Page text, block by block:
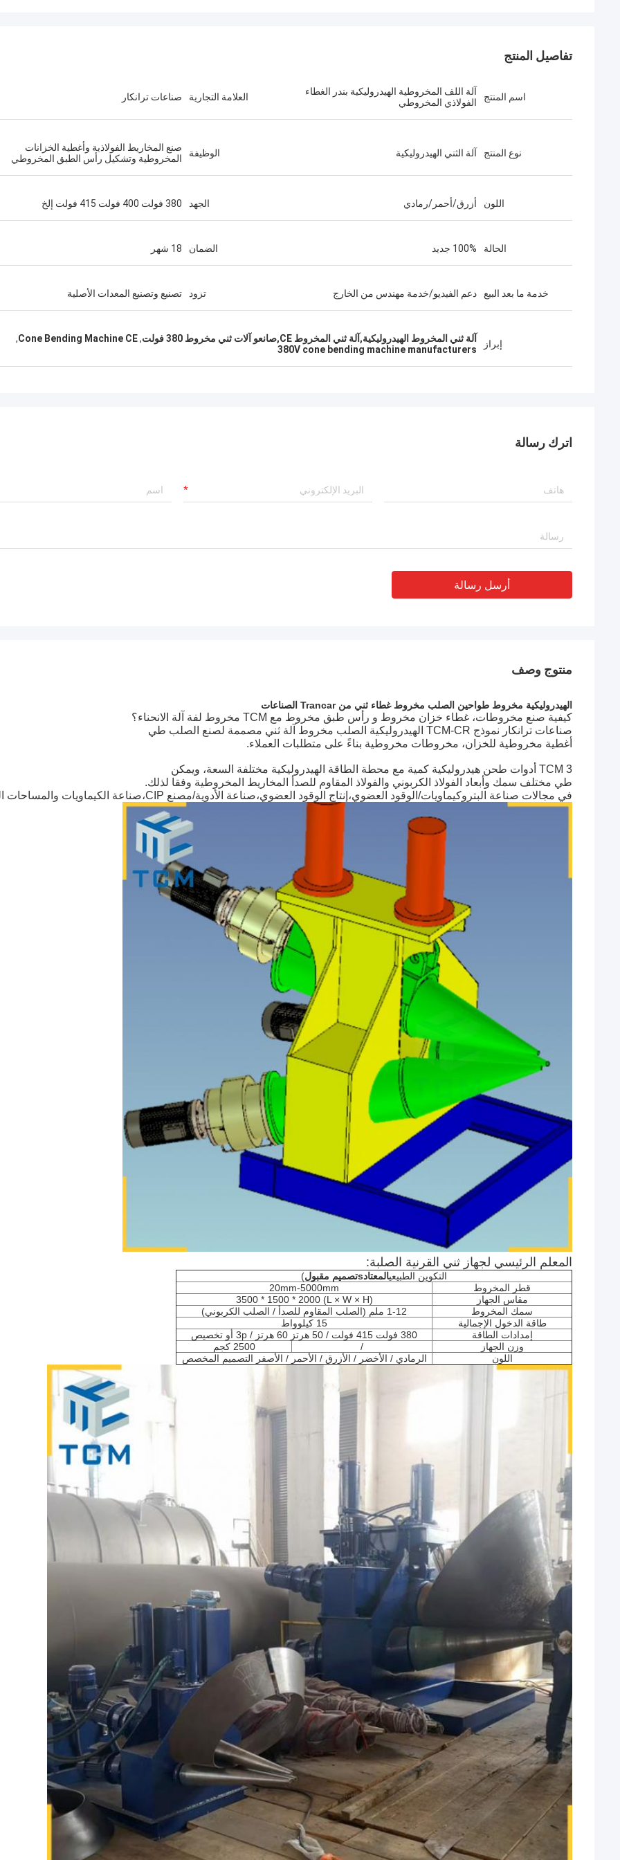
تفاصيل المنتج
اسم المنتج
آلة اللف المخروطية الهيدروليكية بندر الغطاء
الفولاذي المخروطي
العلامة التجارية صناعات ترانكار
نوع المنتج آلة الثني الهيدروليكية الوظيفة
صنع المخاريط الفولاذية وأغطية الخزانات
المخروطية وتشكيل رأس الطبق المخروطي
اللون أزرق/أحمر/رمادي الجهد 380 فولت 400 فولت 415 فولت إلخ
الحالة 100% جديد الضمان 18 شهر
خدمة ما بعد البيع دعم الفيديو/خدمة مهندس من الخارج تزود تصنيع وتصنيع المعدات الأصلية
إبراز آلة ثني المخروط الهيدروليكية,آلة ثني المخروط CE,صانعو آلات ثني مخروط 380 فولت ,
Cone Bending Machine CE
,
380V cone bending machine manufacturers
اترك رسالة
أرسل رسالة
منتوج وصف
الهيدروليكية مخروط طواحين الصلب مخروط غطاء ثني من Trancar الصناعات
كيفية صنع مخروطات، غطاء خزان مخروط و رأس طبق مخروط مع TCM مخروط لفة آلة الانحناء؟
صناعات ترانكار نموذج TCM-CR الهيدروليكية الصلب مخروط آلة ثني مصممة لصنع الصلب طي
أغطية مخروطية للخزان، مخروطات مخروطية بناءً على متطلبات العملاء.
TCM 3 أدوات طحن هيدروليكية كمية مع محطة الطاقة الهيدروليكية مختلفة السعة، ويمكن
طي مختلف سمك وأبعاد الفولاذ الكربوني والفولاذ المقاوم للصدأ المخاريط المخروطية وفقا لذلك.
في مجالات صناعة البتروكيماويات/الوقود العضوي،إنتاج الوقود العضوي،صناعة الأدوية/مصنع CIP،
صناعة الكيماويات والمساحات
المعلم الرئيسي لجهاز ثني القرنية الصلبة:
التكوين الطبيعيالمعتادsتصميم مقبول)
قطر المخروط
20mm-5000mm
مقاس الجهاز
(L × W × H) 3500 * 1500 * 2000
سمك المخروط
1-12 ملم (الصلب المقاوم للصدأ / الصلب الكربوني)
طاقة الدخول الإجمالية
15 كيلوواط
إمدادات الطاقة
380 فولت 415 فولت / 50 هرتز 60 هرتز / 3p أو تخصيص
وزن الجهاز
/
2500 كجم
اللون
الرمادي / الأخضر / الأزرق / الأحمر / الأصفر التصميم المخصص